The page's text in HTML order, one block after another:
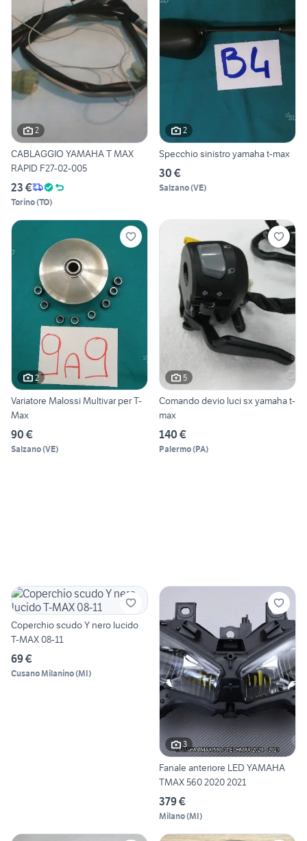
2
CABLAGGIO YAMAHA T MAX
RAPID F27-02-005
23 €
Torino(TO)
2
Specchio sinistro yamaha t-max
30 €
Salzano(VE)
2
Variatore Malossi Multivar per T-
Max
90 €
Salzano(VE)
5
Comando devio luci sx yamaha t-
max
140 €
Palermo(PA)
Coperchio scudo Y nero lucido
T-MAX 08-11
69 €
Cusano Milanino(MI)
3
Fanale anteriore LED YAMAHA
TMAX 560 2020 2021
379 €
Milano(MI)